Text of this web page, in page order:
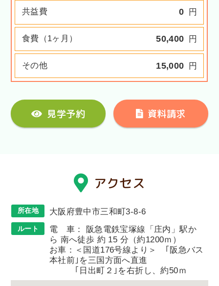
共益費 0 円
食費（1ヶ月） 50,400 円
その他 15,000 円
見学予約 資料請求
アクセス
所在地 大阪府豊中市三和町3-8-6
ルート
電 車： 阪急電鉄宝塚線「庄内」駅か
ら 南へ徒歩 約 15 分（約1200ｍ）
お車：＜国道176号線より＞ ｢阪急バス
本社前｣を三国方面へ直進
｢日出町２｣を右折し、約50ｍ